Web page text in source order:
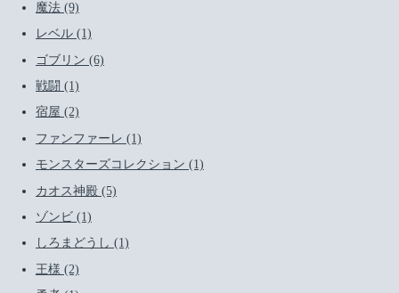
魔法 (9)
レベル (1)
ゴブリン (6)
戦闘 (1)
宿屋 (2)
ファンファーレ (1)
モンスターズコレクション (1)
カオス神殿 (5)
ゾンビ (1)
しろまどうし (1)
王様 (2)